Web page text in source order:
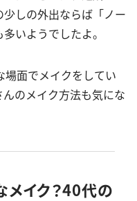
しの外出ならば「ノー
いようでしたよ。
面でメイクをしてい
のメイク方法も気にな
イク？40代の